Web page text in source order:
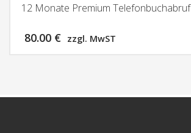
12 Monate Premium Telefonbuchabruf
80.00 € zzgl. MwST